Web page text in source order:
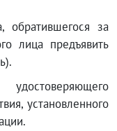
обратившегося за
лица предъявить
установленного